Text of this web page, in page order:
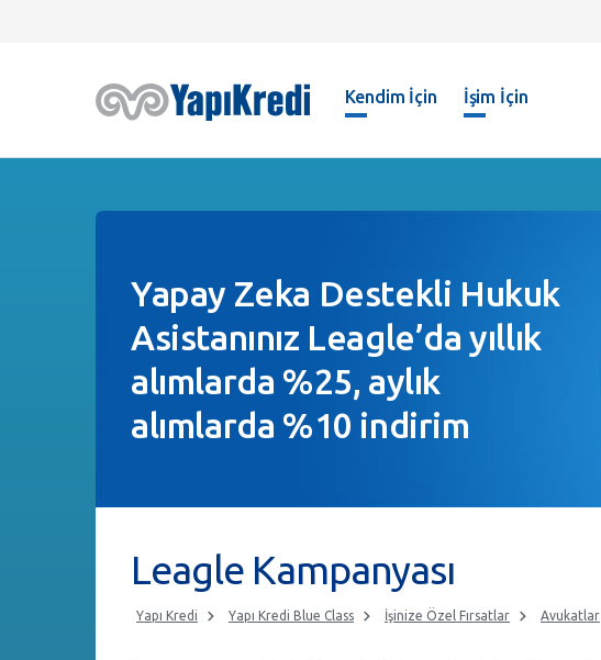
Kendim İçin İşim İçin
Yapay Zeka Destekli Hukuk
Asistanınız Leagle’da yıllık
alımlarda %25, aylık
alımlarda %10 indirim
Leagle Kampanyası
Yapı Kredi Yapı Kredi Blue Class İşinize Özel Fırsatlar Avukatlar